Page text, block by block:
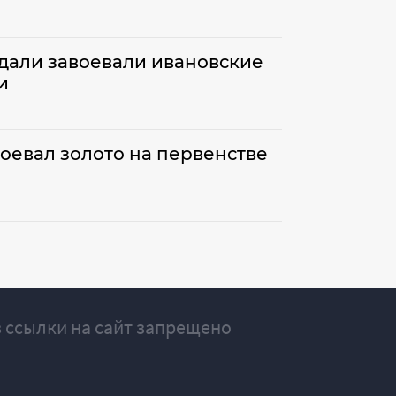
завоевали ивановские
золото на первенстве
на сайт запрещено